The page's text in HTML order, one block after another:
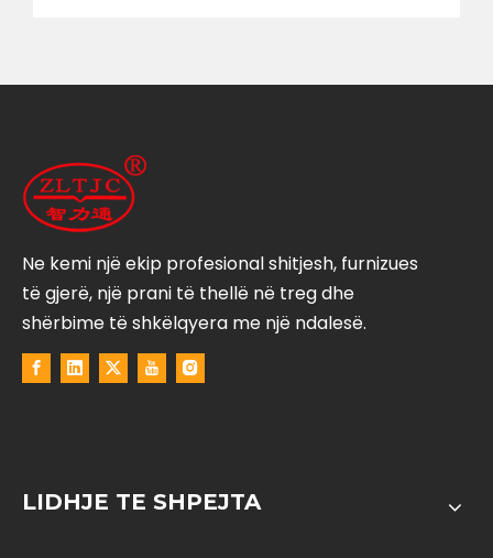
Ne kemi një ekip profesional shitjesh, furnizues
të gjerë, një prani të thellë në treg dhe
shërbime të shkëlqyera me një ndalesë.
LIDHJE TE SHPEJTA